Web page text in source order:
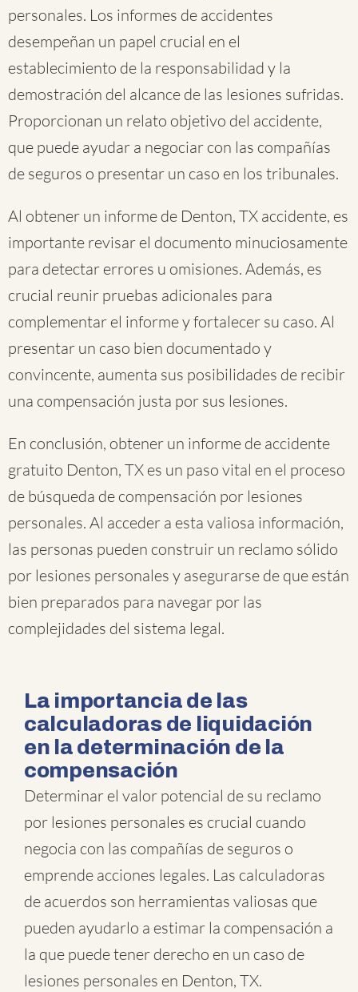
personales. Los informes de accidentes
desempeñan un papel crucial en el
establecimiento de la responsabilidad y la
demostración del alcance de las lesiones sufridas.
Proporcionan un relato objetivo del accidente,
que puede ayudar a negociar con las compañías
de seguros o presentar un caso en los tribunales.
Al obtener un informe de Denton, TX accidente, es
importante revisar el documento minuciosamente
para detectar errores u omisiones. Además, es
crucial reunir pruebas adicionales para
complementar el informe y fortalecer su caso. Al
presentar un caso bien documentado y
convincente, aumenta sus posibilidades de recibir
una compensación justa por sus lesiones.
En conclusión, obtener un informe de accidente
gratuito Denton, TX es un paso vital en el proceso
de búsqueda de compensación por lesiones
personales. Al acceder a esta valiosa información,
las personas pueden construir un reclamo sólido
por lesiones personales y asegurarse de que están
bien preparados para navegar por las
complejidades del sistema legal.
La importancia de las
calculadoras de liquidación
en la determinación de la
compensación
Determinar el valor potencial de su reclamo
por lesiones personales es crucial cuando
negocia con las compañías de seguros o
emprende acciones legales. Las calculadoras
de acuerdos son herramientas valiosas que
pueden ayudarlo a estimar la compensación a
la que puede tener derecho en un caso de
lesiones personales en Denton, TX.